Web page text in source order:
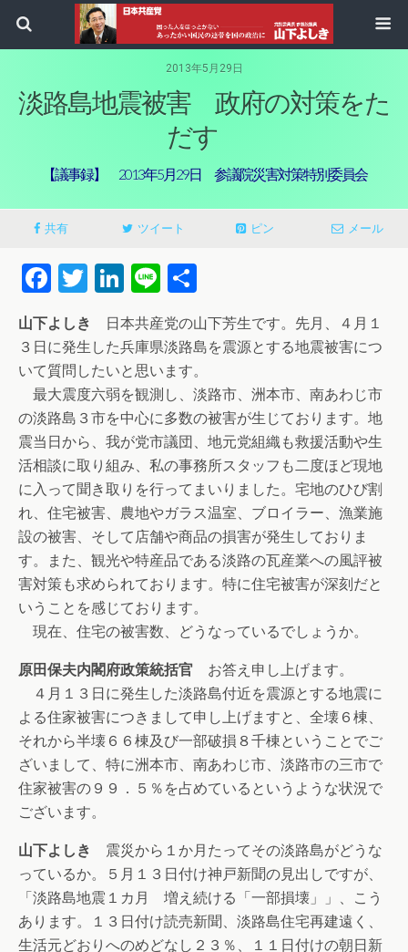
2013年5月29日
淡路島地震被害 政府の対策をた
だす
【議事録】 2013年5月29日 参議院災害対策特別委員会
共有 ツイート ピン メール
Facebook
Twitter
LinkedIn
Line
有
山下よしき
日本共産党の山下芳生です。先月、４月１
３日に発生した兵庫県淡路島を震源とする地震被害につ
いて質問したいと思います。
最大震度六弱を観測し、淡路市、洲本市、南あわじ市
の淡路島３市を中心に多数の被害が生じております。地
震当日から、我が党市議団、地元党組織も救援活動や生
活相談に取り組み、私の事務所スタッフも二度ほど現地
に入って聞き取りを行ってまいりました。宅地のひび割
れ、住宅被害、農地やガラス温室、ブロイラー、漁業施
設の被害、そして店舗や商品の損害が発生しておりま
す。また、観光や特産品である淡路の瓦産業への風評被
害対策も求められております。特に住宅被害が深刻だと
いうことを感じております。
現在、住宅の被害数、どうなっているでしょうか。
原田保夫内閣府政策統括官 お答え申し上げます。
４月１３日に発生した淡路島付近を震源とする地震に
よる住家被害につきまして申し上げますと、全壊６棟、
それから半壊６６棟及び一部破損８千棟ということでご
ざいまして、特に洲本市、南あわじ市、淡路市の三市で
住家被害の９９．５％を占めているというような状況で
ございます。
山下よしき
震災から１か月たってその淡路島がどうな
っているか。５月１３日付け神戸新聞の見出しですが、
「淡路島地震１カ月 増え続ける「一部損壊」」、こう
あります。１３日付け読売新聞、淡路島住宅再建遠く、
生活元どおりへのめどなし２３％、１１日付けの朝日新